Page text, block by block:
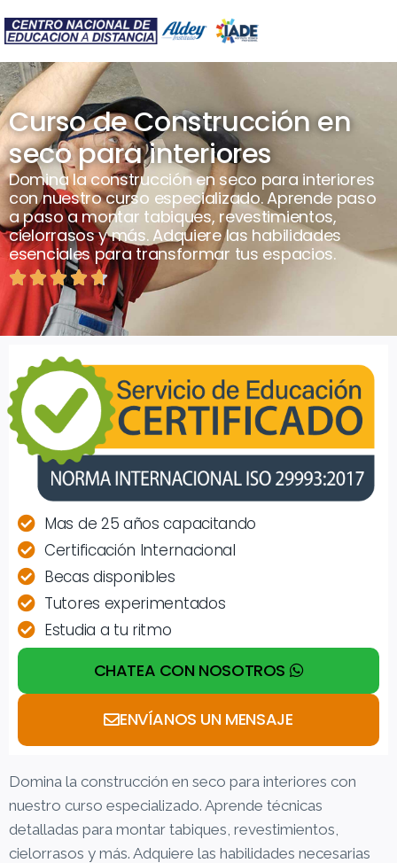
Curso de Construcción en
seco para interiores
Domina la construcción en seco para interiores
con nuestro curso especializado. Aprende paso
a paso a montar tabiques, revestimientos,
cielorrasos y más. Adquiere las habilidades
esenciales para transformar tus espacios.

Domina la construcción en seco para interiores con
nuestro curso especializado. Aprende técnicas
detalladas para montar tabiques, revestimientos,
cielorrasos y más. Adquiere las habilidades necesarias
Mas de 25 años capacitando
Certificación Internacional
Becas disponibles
Tutores experimentados
Estudia a tu ritmo
CHATEA CON NOSOTROS
ENVÍANOS UN MENSAJE